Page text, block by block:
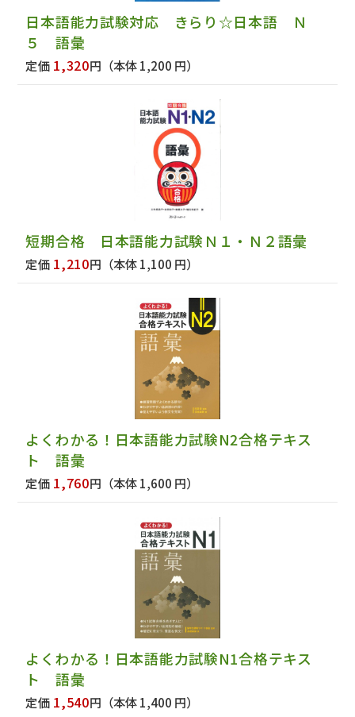
日本語能力試験対応 きらり☆日本語 Ｎ
５ 語彙
定価 1,320円 （本体 1,200 円）
短期合格 日本語能力試験Ｎ１・Ｎ２語彙
定価 1,210円 （本体 1,100 円）
よくわかる！日本語能力試験N2合格テキス
ト 語彙
定価 1,760円 （本体 1,600 円）
よくわかる！日本語能力試験N1合格テキス
ト 語彙
定価 1,540円 （本体 1,400 円）